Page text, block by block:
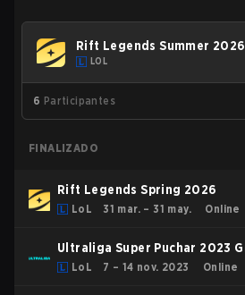
Rift Legends Summer 2026
LOL
6 Participantes
FINALIZADO
Rift Legends Spring 2026
LoL 31 mar. – 31 may. Online
Ultraliga Super Puchar 2023
LoL 7 – 14 nov. 2023 Online